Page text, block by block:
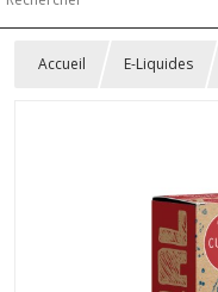
Accueil E-Liquides